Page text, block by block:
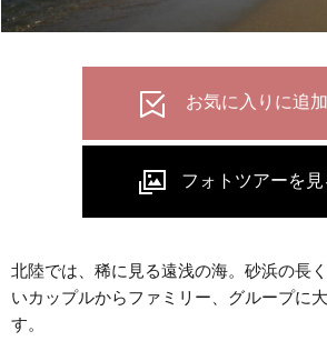
北陸では、稀に見る遠浅の海。砂浜の長
いカップルからファミリー、グループに
す。